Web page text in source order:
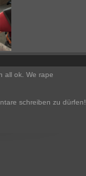
all ok. We rape
schreiben zu dürfen!